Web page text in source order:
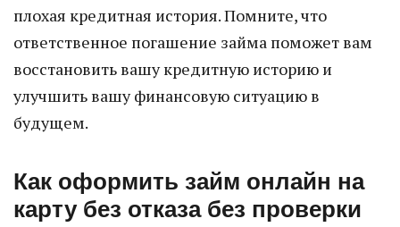
плохая кредитная история. Помните, что
ответственное погашение займа поможет вам
восстановить вашу кредитную историю и
улучшить вашу финансовую ситуацию в
будущем.
Как оформить займ онлайн на
карту без отказа без проверки